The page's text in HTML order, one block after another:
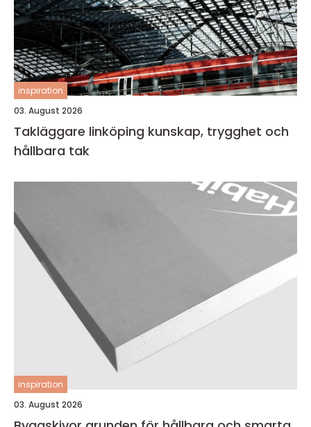
inspiration
03. August 2026
Takläggare linköping kunskap, trygghet och
hållbara tak
inspiration
03. August 2026